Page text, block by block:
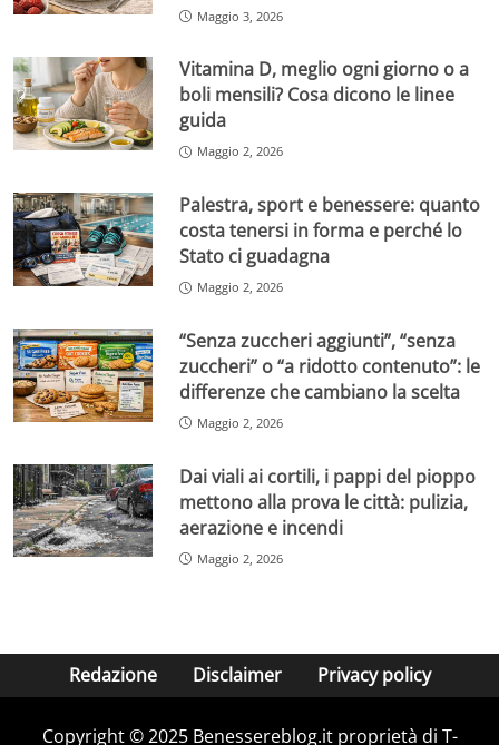
Maggio 3, 2026
Vitamina D, meglio ogni giorno o a
boli mensili? Cosa dicono le linee
guida
Maggio 2, 2026
Palestra, sport e benessere: quanto
costa tenersi in forma e perché lo
Stato ci guadagna
Maggio 2, 2026
“Senza zuccheri aggiunti”, “senza
zuccheri” o “a ridotto contenuto”: le
differenze che cambiano la scelta
Maggio 2, 2026
Dai viali ai cortili, i pappi del pioppo
mettono alla prova le città: pulizia,
aerazione e incendi
Maggio 2, 2026
Redazione Disclaimer Privacy policy
Copyright © 2025 Benessereblog.it proprietà di T-